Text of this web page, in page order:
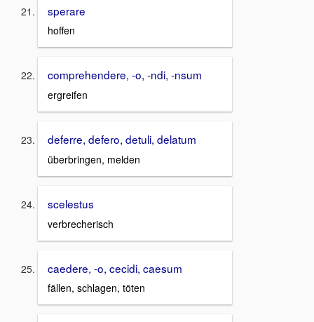
sperare
hoffen
comprehendere, -o, -ndi, -nsum
ergreifen
deferre, defero, detuli, delatum
überbringen, melden
scelestus
verbrecherisch
caedere, -o, cecidi, caesum
fällen, schlagen, töten